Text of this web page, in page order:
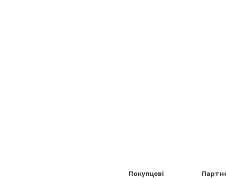
Покупцеві